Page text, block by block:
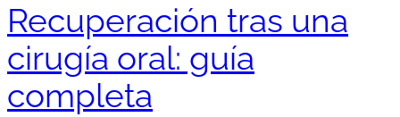
Recuperación tras una
cirugía oral: guía
completa